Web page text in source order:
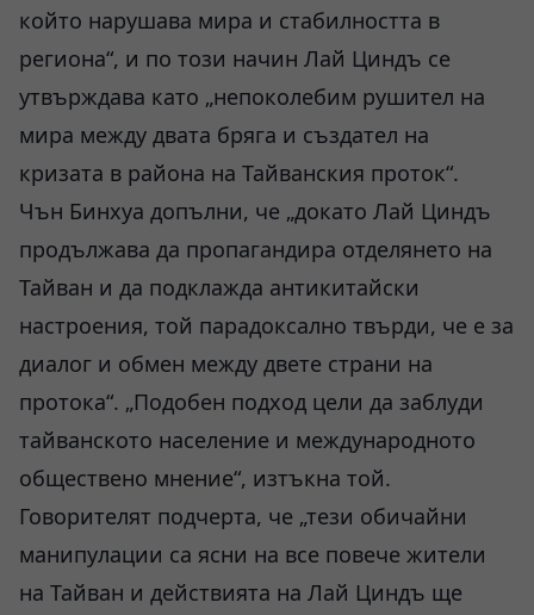
който нарушава мира и стабилността в
региона“, и по този начин Лай Циндъ се
утвърждава като „непоколебим рушител на
мира между двата бряга и създател на
кризата в района на Тайванския проток“.
Чън Бинхуа допълни, че „докато Лай Циндъ
продължава да пропагандира отделянето на
Тайван и да подклажда антикитайски
настроения, той парадоксално твърди, че е за
диалог и обмен между двете страни на
протока“. „Подобен подход цели да заблуди
тайванското население и международното
обществено мнение“, изтъкна той.
Говорителят подчерта, че „тези обичайни
манипулации са ясни на все повече жители
на Тайван и действията на Лай Циндъ ще